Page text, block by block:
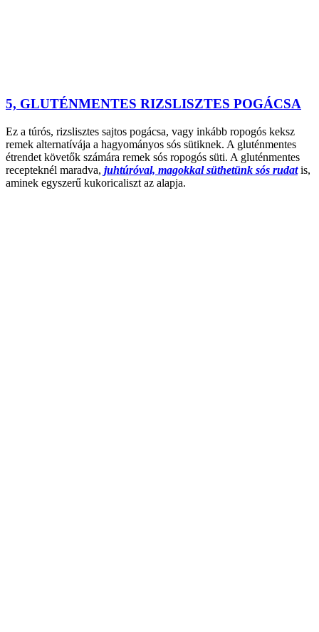
5, GLUTÉNMENTES RIZSLISZTES POGÁCSA
Ez a túrós, rizslisztes sajtos pogácsa, vagy inkább ropogós keksz
remek alternatívája a hagyományos sós sütiknek. A gluténmentes
étrendet követők számára remek sós ropogós süti. A gluténmentes
recepteknél maradva, juhtúróval, magokkal süthetünk sós rudat is,
aminek egyszerű kukoricaliszt az alapja.